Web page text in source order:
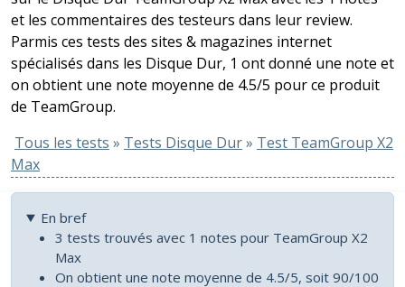
et les commentaires des testeurs dans leur review.
Parmis ces tests des sites & magazines internet
spécialisés dans les Disque Dur, 1 ont donné une note et
on obtient une note moyenne de 4.5/5 pour ce produit
de TeamGroup.
Tous les tests » Tests Disque Dur» Test TeamGroup X2
Max
En bref
3 tests trouvés avec 1 notes pour TeamGroup X2
Max
On obtient une note moyenne de 4.5/5, soit 90/100